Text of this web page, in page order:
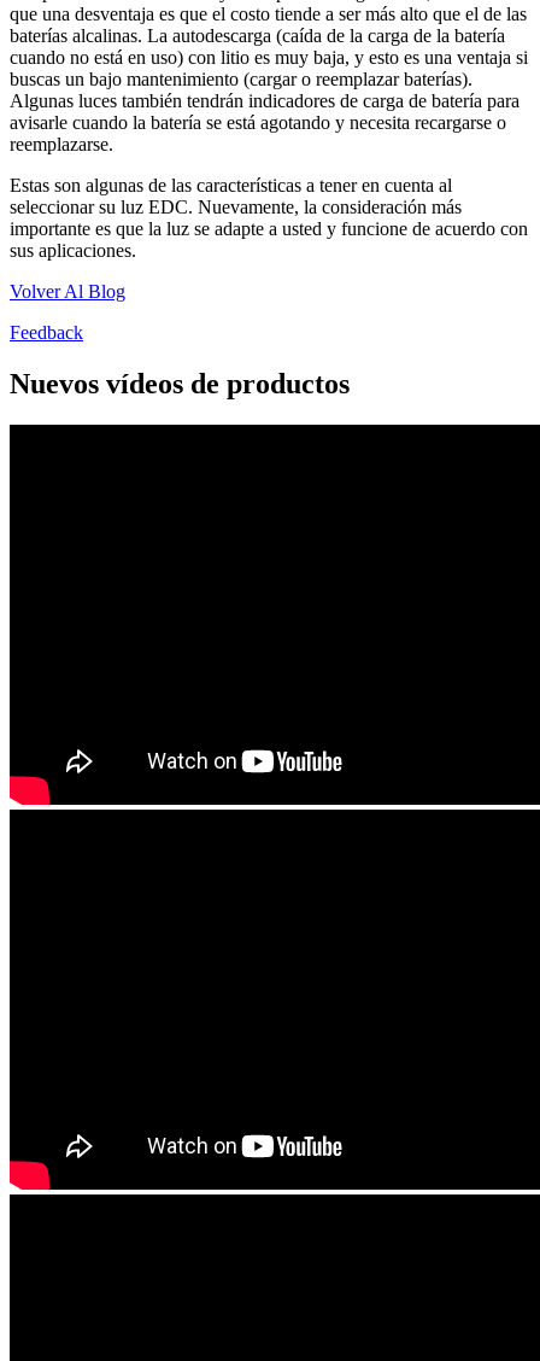
que una desventaja es que el costo tiende a ser más alto que el de las
baterías alcalinas. La autodescarga (caída de la carga de la batería
cuando no está en uso) con litio es muy baja, y esto es una ventaja si
buscas un bajo mantenimiento (cargar o reemplazar baterías).
Algunas luces también tendrán indicadores de carga de batería para
avisarle cuando la batería se está agotando y necesita recargarse o
reemplazarse.
Estas son algunas de las características a tener en cuenta al
seleccionar su luz EDC. Nuevamente, la consideración más
importante es que la luz se adapte a usted y funcione de acuerdo con
sus aplicaciones.
Volver Al Blog
Feedback
Nuevos vídeos de productos